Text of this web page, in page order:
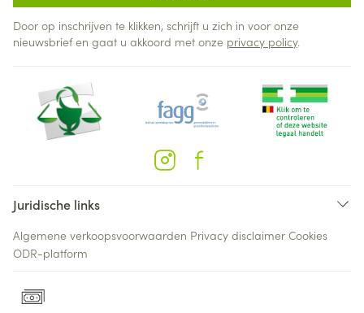
Door op inschrijven te klikken, schrijft u zich in voor onze
nieuwsbrief en gaat u akkoord met onze privacy policy.
Juridische links
Algemene verkoopsvoorwaarden Privacy disclaimer Cookies
ODR-platform